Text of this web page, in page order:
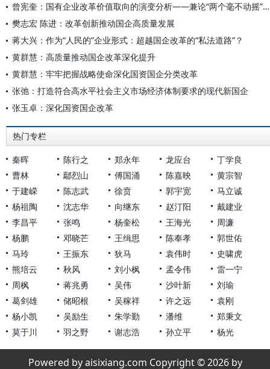
曾宪奎：国有企业改革价值取向的演变分析——兼论“两个毫不动摇”之间的关系
樊志宏 陈进：改革创新推动国企高质量发展
蒋大兴：作为“人民的”企业形式：超越国企改革的“私法道路”？
黄群慧：高质量推动国企改革深化提升
黄群慧：牢牢把握战略使命深化国资国企分类改革
张弛：打造符合高水平社会主义市场经济体制要求的现代新国企
张玉卓：深化国资国企改革
热门专栏
秦晖 陈行之 郑永年 龙应台
丁学良
曹林
鄢烈山 傅国涌 陈嘉映
黄宗智
于建嵘
陈志武 徐贲 郭宇宽
马立诚
杨祖陶
沈志华 向继东 赵汀阳
戴建业
李昌平
张鸣 杨奎松 王海光
周濂
杨鹏
邓晓芒 王缉思 陈奉孝
郭世佑
马玲
王振东 狄马 袁伟时
史啸虎
熊培云
秋风 刘小枫 孟令伟
雷一宁
周枫
蒋兆勇 吴伟 沙叶新
刘瑜
葛剑雄
储昭根 吴稼祥 许之远
袁刚
杨小凯
吴励生 朱学勤 潘维
郑秉文
莫于川
羽之野 谢志浩 孙立平 杨光
Powered by aisixiang.com Copyright © 2026 by